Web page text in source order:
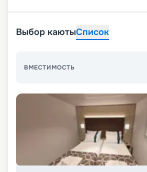
Выбор каютыСписок
ВМЕСТИМОСТЬ